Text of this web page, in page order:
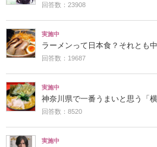
回答数：23908
実施中
ラーメンって日本食？それとも
回答数：19687
実施中
神奈川県で一番うまいと思う「
回答数：8520
実施中